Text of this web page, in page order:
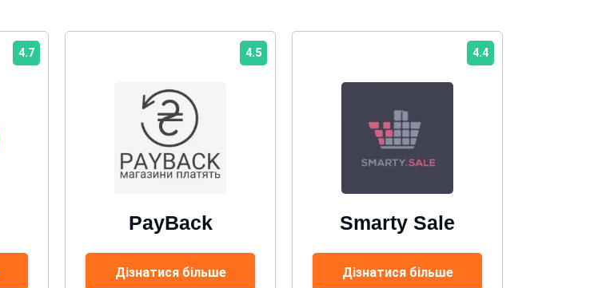
4.7 4.5
PayBack
Дізнатися більше
4.4
Smarty Sale
Дізнатися більше